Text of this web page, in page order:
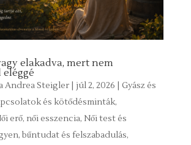
elakadva, mert nem
Andrea Steigler| júl 2, 2026
Gyász és
és kötődésminták,
erő, női esszencia, Női test és
bűntudat és felszabadulás,